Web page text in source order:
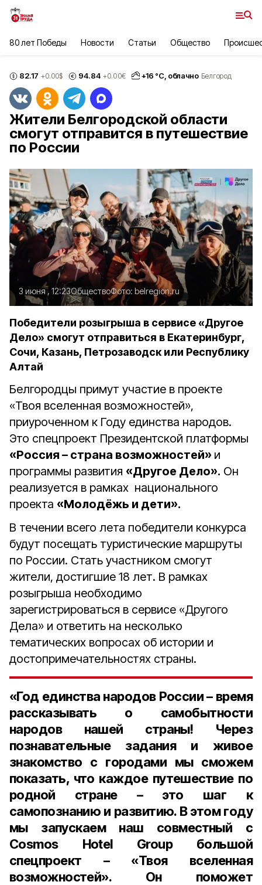
80 лет Победы Новости Статьи Общество
82.17 +0.00$ 94.84 +0.00€ +16 °С, облачно Белгород
Жители Белгородской области
смогут отправится в путешествие
по России
3 июня , 12:23ОбществоФото: belregion.ru
Победители розыгрыша в сервисе «Другое
Дело» смогут отправиться в Екатеринбург,
Сочи, Казань, Петрозаводск или Республику
Алтай
Белгородцы примут участие в проекте
«Твоя вселенная возможностей»,
приуроченном к Году единства народов.
Это спецпроект Президентской платформы
«Россия – страна возможностей» и
программы развития «Другое Дело». Он
реализуется в рамках национального
проекта «Молодёжь и дети».
В течении всего лета победители конкурса
будут посещать туристические маршруты
по России. Стать участником смогут
жители, достигшие 18 лет. В рамках
розыгрыша необходимо
зарегистрироваться в сервисе «Другого
Дела» и ответить на несколько
тематических вопросах об истории и
достопримечательностях страны.
«Год единства народов России – время
рассказывать о самобытности
народов нашей страны! Через
познавательные задания и живое
знакомство с городами мы сможем
показать, что каждое путешествие по
родной стране – это шаг к
самопознанию и развитию. В этом году
мы запускаем наш совместный с
Cosmos Hotel Group большой
спецпроект – «Твоя вселенная
возможностей». Он поможет